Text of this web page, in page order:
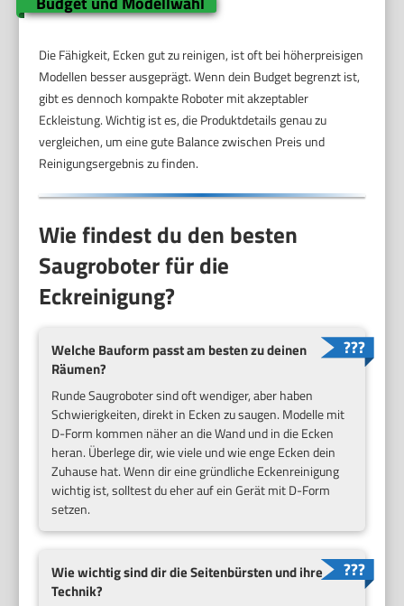
Die Fähigkeit, Ecken gut zu reinigen, ist oft bei höherpreisigen
Modellen besser ausgeprägt. Wenn dein Budget begrenzt ist,
gibt es dennoch kompakte Roboter mit akzeptabler
Eckleistung. Wichtig ist es, die Produktdetails genau zu
vergleichen, um eine gute Balance zwischen Preis und
Reinigungsergebnis zu finden.
Wie findest du den besten
Saugroboter für die
Eckreinigung?
Welche Bauform passt am besten zu deinen
Räumen?
Runde Saugroboter sind oft wendiger, aber haben
Schwierigkeiten, direkt in Ecken zu saugen. Modelle mit
D-Form kommen näher an die Wand und in die Ecken
heran. Überlege dir, wie viele und wie enge Ecken dein
Zuhause hat. Wenn dir eine gründliche Eckenreinigung
wichtig ist, solltest du eher auf ein Gerät mit D-Form
setzen.
Wie wichtig sind dir die Seitenbürsten und ihre
Technik?